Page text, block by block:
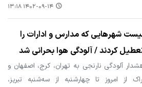
۱۴۰۲-۰۹-۱۴ ۱۳:۱۸
شهرهایی که مدارس و ادارات را
کردند / آلودگی هوا بحرانی شد
آلودگی نارنجی به تهران، کرج، اصفهان و
از امروز تا چهارشنبه از سه‌شنبه تبریز،